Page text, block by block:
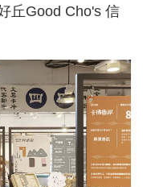
丘Good Cho's 信